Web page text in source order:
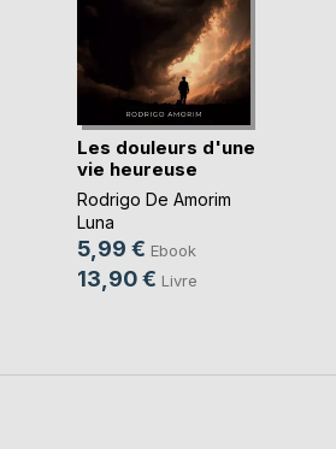
Les douleurs d'une
vie heureuse
Rodrigo De Amorim
Luna
5,99 € Ebook
13,90 € Livre